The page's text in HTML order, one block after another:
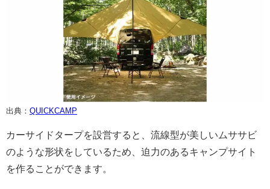
出典： QUICKCAMP
カーサイドタープを設営すると、流線型が美しいムササビ
のような形状をしているため、迫力のあるキャンプサイト
を作ることができます。